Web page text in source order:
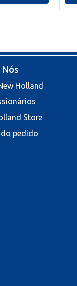
Nós
Holland
Store
pedido